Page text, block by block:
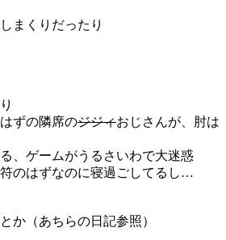
まくりだったり
ずの隣席のジジィおじさんが、肘は
、ゲームがうるさいわで大迷惑
のはずなのに寝過ごしてるし…
か（あちらの日記参照）